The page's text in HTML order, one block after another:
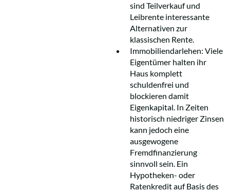
sind Teilverkauf und
Leibrente interessante
Alternativen zur
klassischen Rente.
Immobiliendarlehen: Viele
Eigentümer halten ihr
Haus komplett
schuldenfrei und
blockieren damit
Eigenkapital. In Zeiten
historisch niedriger Zinsen
kann jedoch eine
ausgewogene
Fremdfinanzierung
sinnvoll sein. Ein
Hypotheken- oder
Ratenkredit auf Basis des